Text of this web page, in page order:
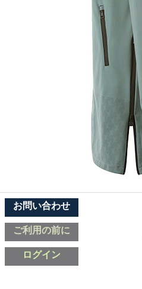
お問い合わせ
ご利用の前に
ログイン